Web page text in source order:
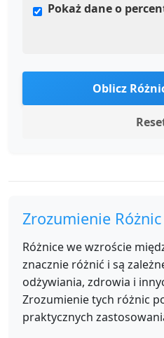
Pokaż dane o
Oblicz
Zrozumienie
Różnice we wzroście
znacznie różnić i są
odżywiania, zdrowia i
Zrozumienie tych różnic
praktycznych